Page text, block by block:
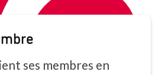
ses membres en